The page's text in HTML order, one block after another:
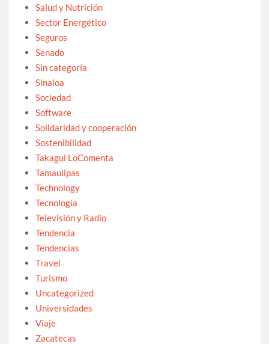
Salud y Nutrición
Sector Energético
Seguros
Senado
Sin categoría
Sinaloa
Sociedad
Software
Solidaridad y cooperación
Sostenibilidad
Takagui LoComenta
Tamaulipas
Technology
Tecnología
Televisión y Radio
Tendencia
Tendencias
Travel
Turismo
Uncategorized
Universidades
Viaje
Zacatecas